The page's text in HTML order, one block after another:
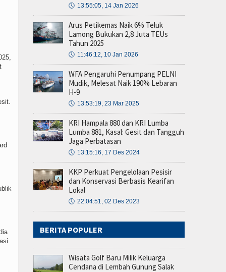
🕔 13:55:05, 14 Jan 2026
Arus Petikemas Naik 6% Teluk
Lamong Bukukan 2,8 Juta TEUs
Tahun 2025
🕔 11:46:12, 10 Jan 2026
WFA Pengaruhi Penumpang PELNI
Mudik, Melesat Naik 190% Lebaran
H-9
🕔 13:53:19, 23 Mar 2025
KRI Hampala 880 dan KRI Lumba
Lumba 881, Kasal: Gesit dan Tangguh
Jaga Perbatasan
🕔 13:15:16, 17 Des 2024
KKP Perkuat Pengelolaan Pesisir
dan Konservasi Berbasis Kearifan
Lokal
🕔 22:04:51, 02 Des 2023
BERITA POPULER
Wisata Golf Baru Milik Keluarga
Cendana di Lembah Gunung Salak